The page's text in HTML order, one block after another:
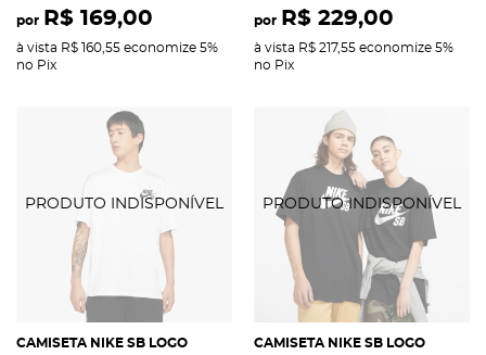
por R$ 169,00
à vista R$ 160,55 economize 5%
no Pix
por R$ 229,00
à vista R$ 217,55 economize 5%
no Pix
CAMISETA NIKE SB LOGO
CAMISETA NIKE SB LOGO